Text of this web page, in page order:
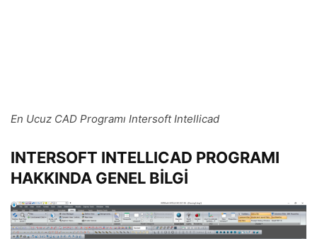
En Ucuz CAD Programı Intersoft Intellicad
INTERSOFT INTELLICAD PROGRAMI
HAKKINDA GENEL BİLGİ